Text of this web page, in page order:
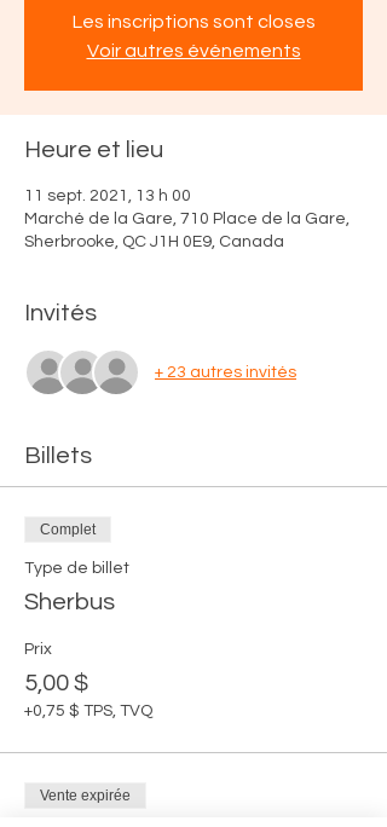
Les inscriptions sont closes
Voir autres événements
Heure et lieu
11 sept. 2021, 13 h 00
Marché de la Gare, 710 Place de la Gare,
Sherbrooke, QC J1H 0E9, Canada
Invités
+ 23 autres invités
Billets
Complet
Type de billet
Sherbus
Prix
5,00 $
+0,75 $ TPS, TVQ
Vente expirée